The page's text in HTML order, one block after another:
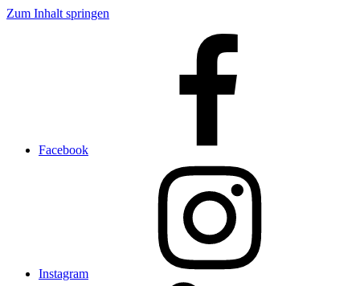
Zum Inhalt springen
Facebook
Instagram